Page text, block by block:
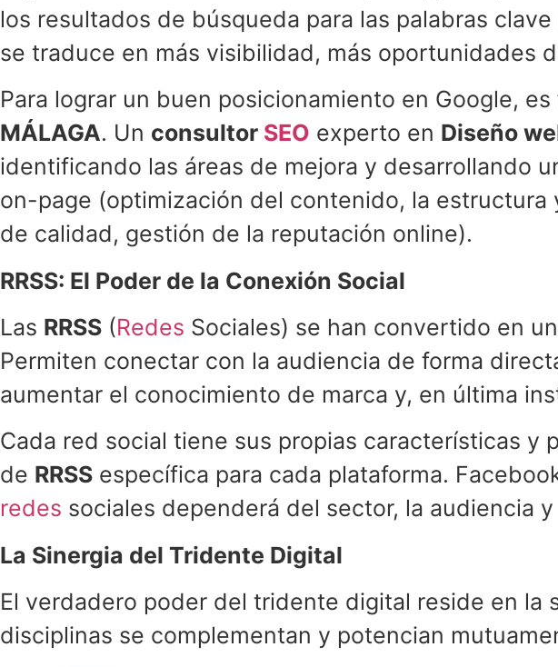
los resultados de búsqueda para las palabras
se traduce en más visibilidad, más oportunidades
Para lograr un buen posicionamiento en Google,
MÁLAGA. Un consultor SEO experto en Diseño
identificando las áreas de mejora y desarrollando
on-page (optimización del contenido, la
de calidad, gestión de la reputación online).
RRSS: El Poder de la Conexión Social
Las RRSS (Redes Sociales) se han convertido en
Permiten conectar con la audiencia de forma
aumentar el conocimiento de marca y, en última
Cada red social tiene sus propias características
de RRSS específica para cada plataforma.
redes sociales dependerá del sector, la audiencia
La Sinergia del Tridente Digital
El verdadero poder del tridente digital reside en la
disciplinas se complementan y potencian